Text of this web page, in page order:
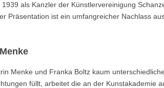
als Kanzler der Künstlervereinigung
Präsentation ist ein umfangreicher Nachlass
Menke und Franka Boltz kaum
füllt, arbeitet die an der Kunstakademie